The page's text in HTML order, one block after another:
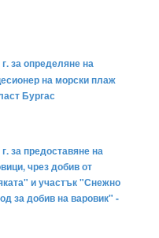
за определяне на
на морски плаж
Бургас
за предоставяне на
чрез добив от
и участък "Снежно
за добив на варовик" -